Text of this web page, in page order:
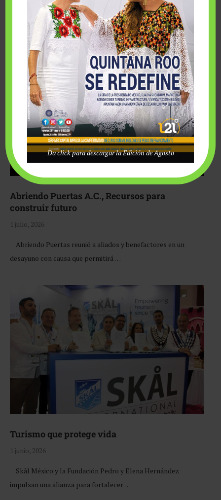
Fairmont Mayakoba y Make-A-Wish México unieron
esfuerzos para hacer realidad el deseo de una …
Abriendo Puertas A.C., Recursos para
construir futuro
1 julio, 2026
Abriendo Puertas reunió a aliados y benefactores en un
desayuno con causa que permitirá …
Turismo que protege vida
1 junio, 2026
Skål México y la Fundación Pedro y Elena Hernández
impulsan una alianza para fortalecer …
Da click para descargar la Edición de Agosto